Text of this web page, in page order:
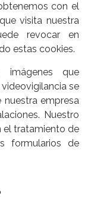
con el
visita nuestra
revocar en
estas cookies.
imágenes que
se
empresa
Nuestro
el tratamiento de
formularios de